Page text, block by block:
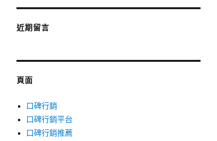
近期留言
頁面
口碑行銷
口碑行銷平台
口碑行銷推薦